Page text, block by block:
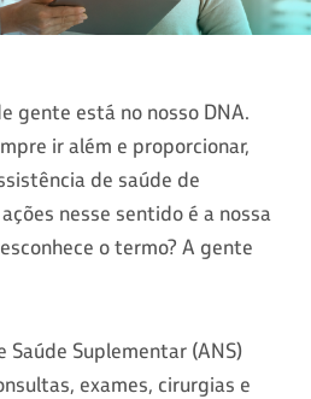
gente está no nosso DNA.
ir além e proporcionar,
de saúde de
nesse sentido é a nossa
o termo? A gente
Saúde Suplementar (ANS)
exames, cirurgias e